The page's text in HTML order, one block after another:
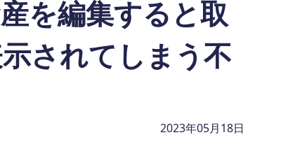
を編集すると取
されてしまう不
2023年05月18日